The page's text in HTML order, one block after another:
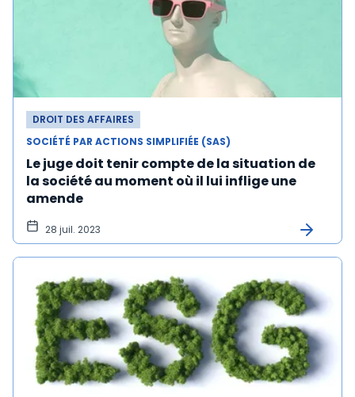
DROIT DES AFFAIRES
SOCIÉTÉ PAR ACTIONS SIMPLIFIÉE (SAS)
Le juge doit tenir compte de la situation de
la société au moment où il lui inflige une
amende
28 juil. 2023